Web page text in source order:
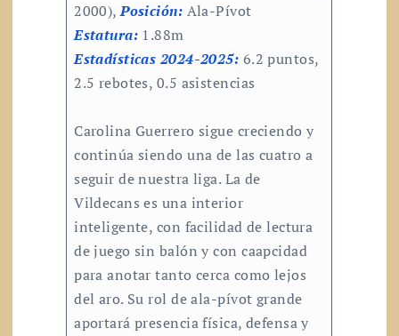
2000),Posición: Ala-Pívot
Estatura: 1.88m
Estadísticas 2024-2025: 6.2 puntos,
2.5 rebotes, 0.5 asistencias
Carolina Guerrero sigue creciendo y
continúa siendo una de las cuatro a
seguir de nuestra liga. La de
Vildecans es una interior
inteligente, con facilidad de lectura
de juego sin balón y con caapcidad
para anotar tanto cerca como lejos
del aro. Su rol de ala-pívot grande
aportará presencia física, defensa y